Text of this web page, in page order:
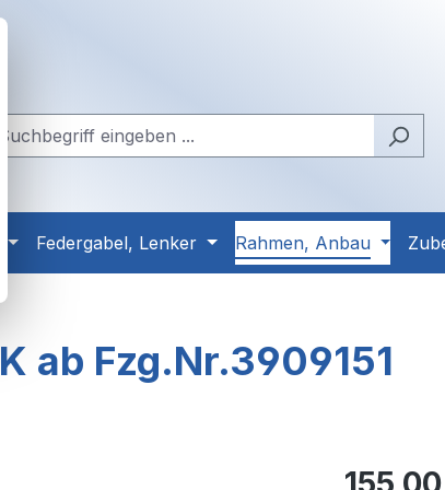
Federgabel, Lenker Rahmen, Anbau
ab Fzg.Nr.3909151
Regulärer